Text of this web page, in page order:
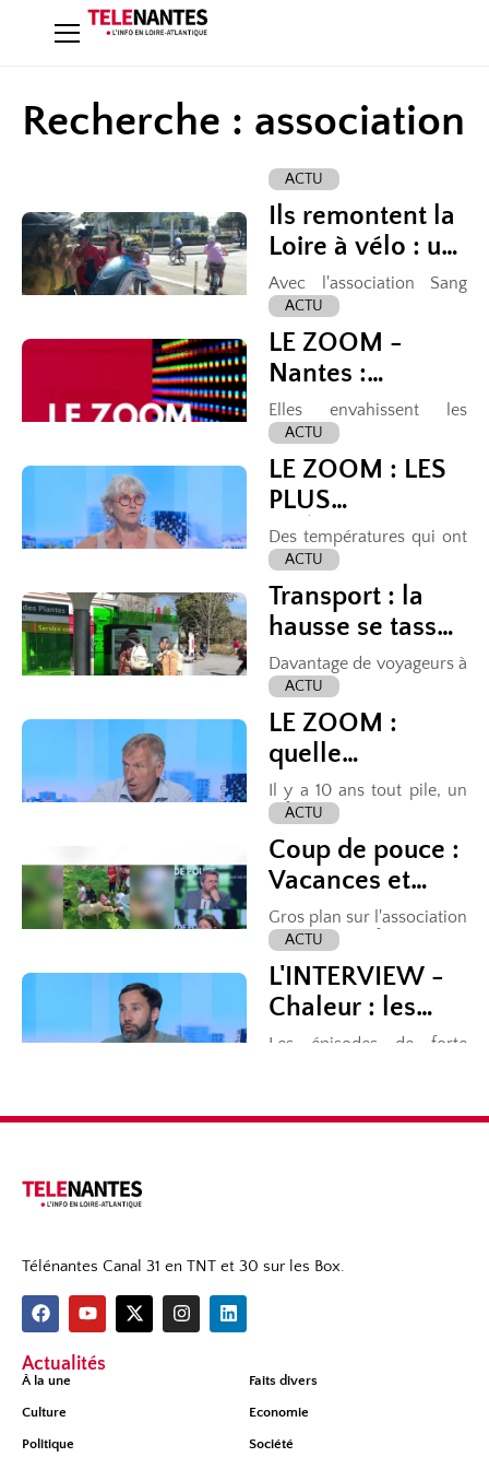
Recherche : association
Télénantes Canal 31 en TNT et 30 sur les Box.
Actualités
À la une Faits divers
Culture Economie
Politique Société